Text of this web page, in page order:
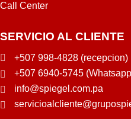
Call Center
SERVICIO AL CLIENTE
+507 998-4828 (recepcion)
+507 6940-5745
info@spiegel.com.pa